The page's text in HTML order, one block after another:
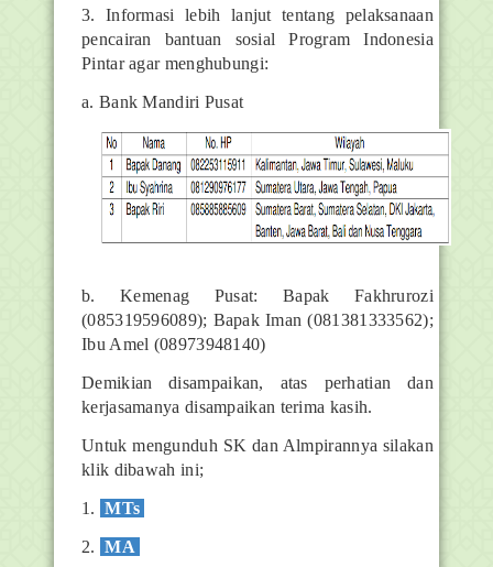
3. Informasi lebih lanjut tentang pelaksanaan
pencairan bantuan sosial Program Indonesia
Pintar agar menghubungi:
a. Bank Mandiri Pusat
b. Kemenag Pusat: Bapak Fakhrurozi
(085319596089); Bapak Iman (081381333562);
Ibu Amel (08973948140)
Demikian disampaikan, atas perhatian dan
kerjasamanya disampaikan terima kasih.
Untuk mengunduh SK dan Almpirannya silakan
klik dibawah ini;
1. MTs
2. MA